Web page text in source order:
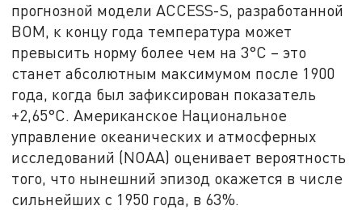
прогнозной модели ACCESS-S, разработанной
BOM, к концу года температура может
превысить норму более чем на 3°C – это
станет абсолютным максимумом после 1900
года, когда был зафиксирован показатель
+2,65°C. Американское Национальное
управление океанических и атмосферных
исследований (NOAA) оценивает вероятность
того, что нынешний эпизод окажется в числе
сильнейших с 1950 года, в 63%.